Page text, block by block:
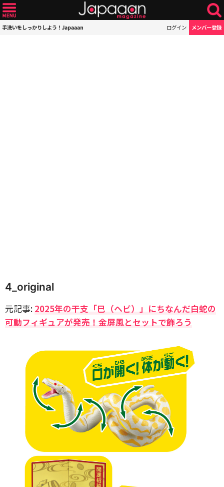
手洗いをしっかりしよう！Japaaan ログイン メンバー登録
4_original
元記事: 2025年の干支「巳（ヘビ）」にちなんだ白蛇の
可動フィギュアが発売！金屏風とセットで飾ろう